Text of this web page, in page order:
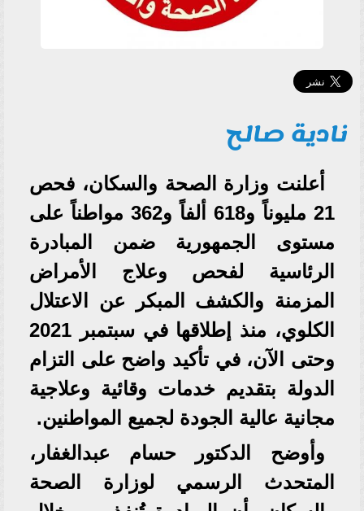
نادية صالح
أعلنت وزارة الصحة والسكان، فحص
21 مليوناً و618 ألفاً و362 مواطناً على
مستوى الجمهورية ضمن المبادرة
الرئاسية لفحص وعلاج الأمراض
المزمنة والكشف المبكر عن الاعتلال
الكلوي، منذ إطلاقها في سبتمبر 2021
وحتى الآن، في تأكيد واضح على التزام
الدولة بتقديم خدمات وقائية وعلاجية
مجانية عالية الجودة لجميع المواطنين.
وأوضح الدكتور حسام عبدالغفار،
المتحدث الرسمي لوزارة الصحة